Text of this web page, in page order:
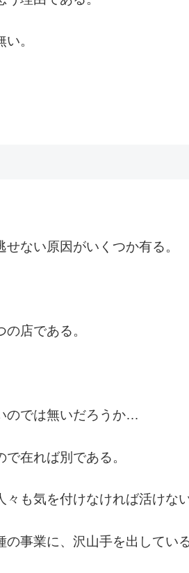
。
ない原因がいくつか有る。
店である。
のでは無いだろうか…
在れば別である。
も気を付けなければ活けな
事業に、沢山手を出してい